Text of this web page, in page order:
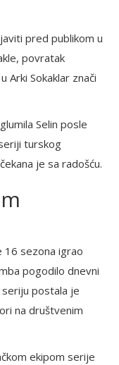
pred publikom u
povratak
Arki Sokaklar znači
Selin posle
turskog
je sa radošću.
16 sezona igrao
pogodilo dnevni
postala je
na društvenim
ekipom serije